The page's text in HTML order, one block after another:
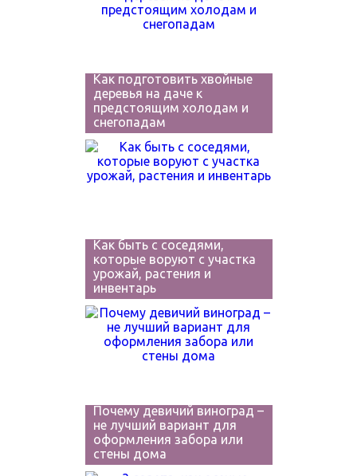
Как подготовить хвойные
деревья на даче к
предстоящим холодам и
снегопадам
Как быть с соседями,
которые воруют с участка
урожай, растения и
инвентарь
Почему девичий виноград –
не лучший вариант для
оформления забора или
стены дома